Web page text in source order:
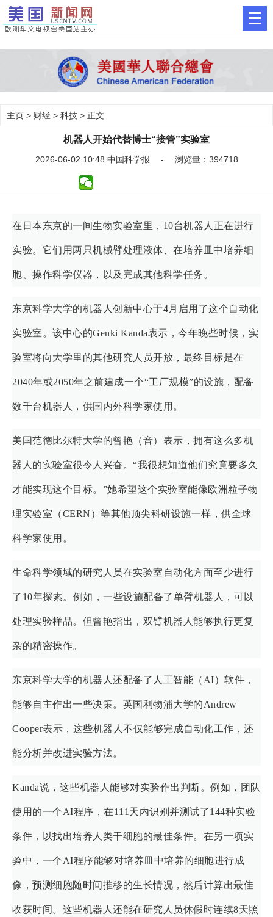
主页 > 财经 > 科技 > 正文
机器人开始代替博士“接管”实验室
2026-06-02 10:48 中国科学报 - 浏览量：394718
在日本东京的一间生物实验室里，10台机器人正在进行
实验。它们用两只机械臂处理液体、在培养皿中培养细
胞、操作科学仪器，以及完成其他科学任务。
东京科学大学的机器人创新中心于4月启用了这个自动化
实验室。该中心的Genki Kanda表示，今年晚些时候，实
验室将向大学里的其他研究人员开放，最终目标是在
2040年或2050年之前建成一个“工厂规模”的设施，配备
数千台机器人，供国内外科学家使用。
美国范德比尔特大学的曾艳（音）表示，拥有这么多机
器人的实验室很令人兴奋。“我很想知道他们究竟要多久
才能实现这个目标。”她希望这个实验室能像欧洲粒子物
理实验室（CERN）等其他顶尖科研设施一样，供全球
科学家使用。
生命科学领域的研究人员在实验室自动化方面至少进行
了10年探索。例如，一些设施配备了单臂机器人，可以
处理实验样品。但曾艳指出，双臂机器人能够执行更复
杂的精密操作。
东京科学大学的机器人还配备了人工智能（AI）软件，
能够自主作出一些决策。英国利物浦大学的Andrew
Cooper表示，这些机器人不仅能够完成自动化工作，还
能分析并改进实验方法。
Kanda说，这些机器人能够对实验作出判断。例如，团队
使用的一个AI程序，在111天内识别并测试了144种实验
条件，以找出培养人类干细胞的最佳条件。在另一项实
验中，一个AI程序能够对培养皿中培养的细胞进行成
像，预测细胞随时间推移的生长情况，然后计算出最佳
收获时间。这些机器人还能在研究人员休假时连续8天照